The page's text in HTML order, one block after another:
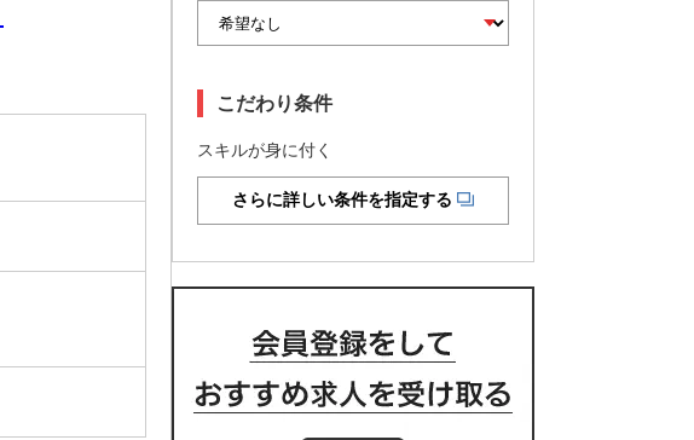
こだわり条件
スキルが身に付く
さらに詳しい条件を指定する